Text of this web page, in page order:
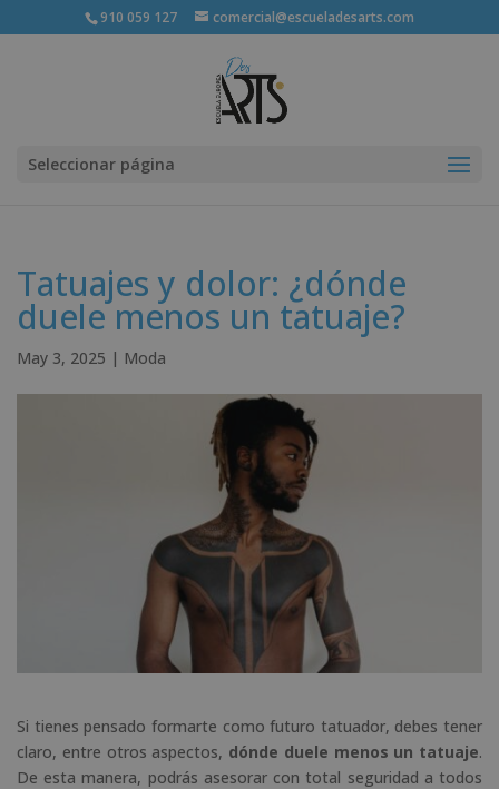
910 059 127 comercial@escueladesarts.com
Seleccionar página
Tatuajes y dolor: ¿dónde
duele menos un tatuaje?
May 3, 2025 | Moda
Si tienes pensado formarte como futuro tatuador, debes tener
claro, entre otros aspectos, dónde duele menos un tatuaje.
De esta manera, podrás asesorar con total seguridad a todos